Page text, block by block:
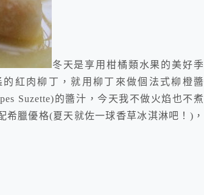
冬天是享用柑橘類水果的美好季
紅肉柳丁，就用柳丁來做個法式柳橙醬
Suzette)的醬汁，今天我不做火焰也不煮
臘優格(夏天就佐一球香草冰淇淋吧！)，